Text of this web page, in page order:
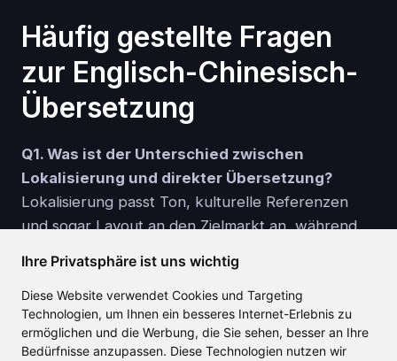
Ihre Privatsphäre ist uns wichtig
Diese Website verwendet Cookies und Targeting
Technologien, um Ihnen ein besseres Internet-Erlebnis zu
ermöglichen und die Werbung, die Sie sehen, besser an Ihre
Bedürfnisse anzupassen. Diese Technologien nutzen wir
Häufig gestellte Fragen
zur Englisch-Chinesisch-
Übersetzung
Q1. Was ist der Unterschied zwischen
Lokalisierung und direkter Übersetzung?
Lokalisierung passt Ton, kulturelle Referenzen
und sogar Layout an den Zielmarkt an, während
wortwörtliche Genauigkeit konzentriert. Clailas
Kontextfeld erlaubt es Ihnen, kulturelle Notizen
hinzuzufügen, damit die KI lokalisieren kann, nicht
nur übersetzen.